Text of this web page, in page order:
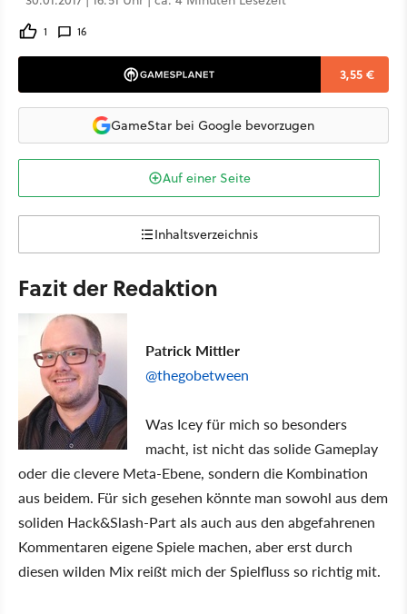
1 16
3,55 €
GameStar bei Google bevorzugen
Auf einer Seite
Inhaltsverzeichnis
Fazit der Redaktion
Patrick Mittler
@thegobetween
Was Icey für mich so besonders
macht, ist nicht das solide Gameplay
oder die clevere Meta-Ebene, sondern die Kombination
aus beidem. Für sich gesehen könnte man sowohl aus dem
soliden Hack&Slash-Part als auch aus den abgefahrenen
Kommentaren eigene Spiele machen, aber erst durch
diesen wilden Mix reißt mich der Spielfluss so richtig mit.